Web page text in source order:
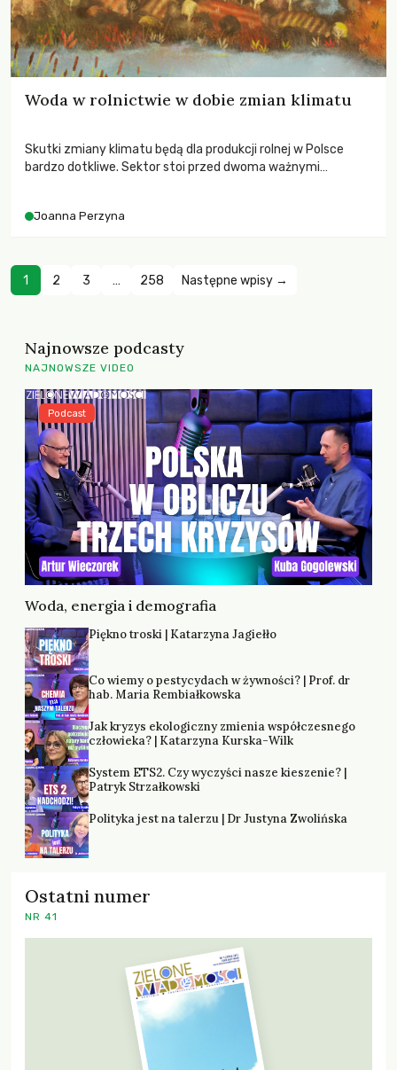
Woda w rolnictwie w dobie zmian klimatu
Skutki zmiany klimatu będą dla produkcji rolnej w Polsce
bardzo dotkliwe. Sektor stoi przed dwoma ważnymi
zachodzących zmian klimatycznych. Wymagać to będzie
Joanna Perzyna
1 2 3 … 258 Następne wpisy →
Najnowsze podcasty
NAJNOWSZE VIDEO
Woda, energia i demografia
Podcast
Piękno troski | Katarzyna Jagiełło
Co wiemy o pestycydach w żywności? | Prof. dr
hab. Maria Rembiałkowska
Jak kryzys ekologiczny zmienia współczesnego
człowieka? | Katarzyna Kurska-Wilk
System ETS2. Czy wyczyści nasze kieszenie? |
Patryk Strzałkowski
Polityka jest na talerzu | Dr Justyna Zwolińska
Ostatni numer
NR 41